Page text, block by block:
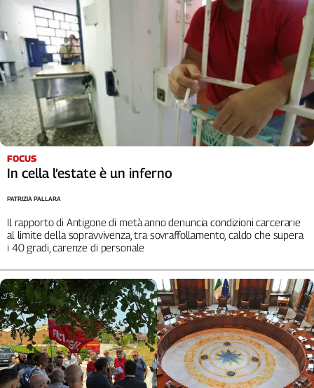
Liguria
Lombardia
Marche
Piemonte
Puglia
Sardegna
Sicilia
Toscana
Trentino
Umbria
D'Aosta
Veneto
Archivio
1955-
2014
Cerca
Contatti
FOCUS
In cella l’estate è un inferno
Il rapporto di Antigone di metà anno denuncia condizioni carcerarie
al limite della sopravvivenza, tra sovraffollamento, caldo che supera
i 40 gradi, carenze di personale
PATRIZIA PALLARA